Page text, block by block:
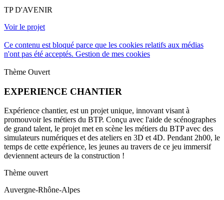
TP D'AVENIR
Voir le projet
Ce contenu est bloqué parce que les cookies relatifs aux médias
n'ont pas été acceptés. Gestion de mes cookies
Thème Ouvert
EXPERIENCE CHANTIER
Expérience chantier, est un projet unique, innovant visant à
promouvoir les métiers du BTP. Conçu avec l'aide de scénographes
de grand talent, le projet met en scène les métiers du BTP avec des
simulateurs numériques et des ateliers en 3D et 4D. Pendant 2h00, le
temps de cette expérience, les jeunes au travers de ce jeu immersif
deviennent acteurs de la construction !
Thème ouvert
Auvergne-Rhône-Alpes